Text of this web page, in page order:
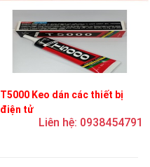
T5000 Keo dán các thiết bị
điện tử
Liên hệ: 0938454791